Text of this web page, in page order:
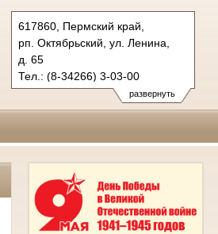
развернуть
617860, Пермский край,
рп. Октябрьский, ул. Ленина,
д. 65
Тел.: (8-34266) 3-03-00
oktjabrsky.perm@sudrf.ru